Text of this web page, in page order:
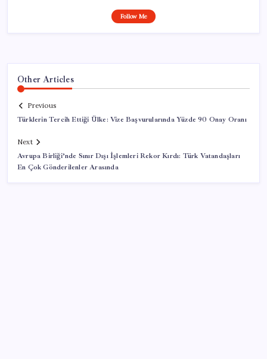
Follow Me
Other Articles
Previous
Türklerin Tercih Ettiği Ülke: Vize Başvurularında Yüzde 90 Onay Oranı
Next
Avrupa Birliği’nde Sınır Dışı İşlemleri Rekor Kırdı: Türk Vatandaşları
En Çok Gönderilenler Arasında